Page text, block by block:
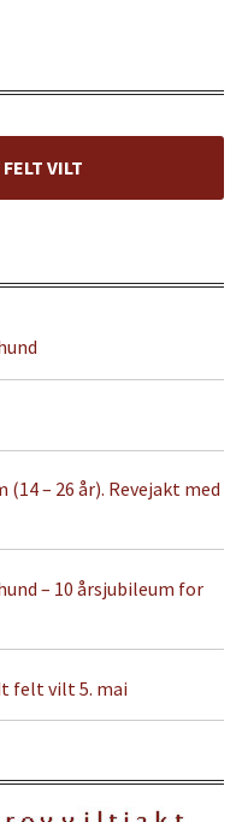
VILT
– 26 år). Revejakt med
– 10 årsjubileum for
felt vilt 5. mai